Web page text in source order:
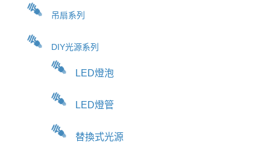
吊扇系列
DIY光源系列
LED燈泡
LED燈管
替換式光源